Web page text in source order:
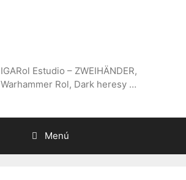
IGARol Estudio – ZWEIHÄNDER,
Warhammer Rol, Dark heresy …
Menú